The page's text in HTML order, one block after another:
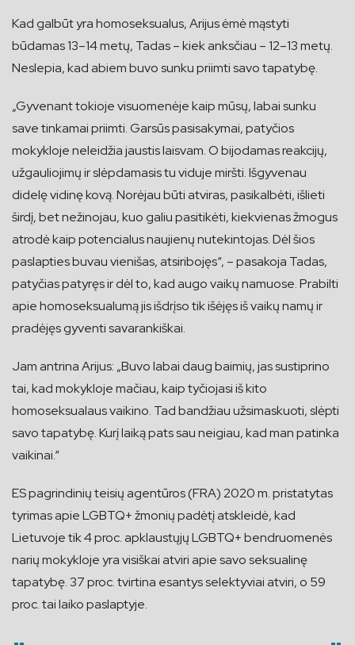
Kad galbūt yra homoseksualus, Arijus ėmė mąstyti
būdamas 13–14 metų, Tadas – kiek anksčiau – 12–13 metų.
Neslepia, kad abiem buvo sunku priimti savo tapatybę.
„Gyvenant tokioje visuomenėje kaip mūsų, labai sunku
save tinkamai priimti. Garsūs pasisakymai, patyčios
mokykloje neleidžia jaustis laisvam. O bijodamas reakcijų,
užgauliojimų ir slėpdamasis tu viduje miršti. Išgyvenau
didelę vidinę kovą. Norėjau būti atviras, pasikalbėti, išlieti
širdį, bet nežinojau, kuo galiu pasitikėti, kiekvienas žmogus
atrodė kaip potencialus naujienų nutekintojas. Dėl šios
paslapties buvau vienišas, atsiribojęs“, – pasakoja Tadas,
patyčias patyręs ir dėl to, kad augo vaikų namuose. Prabilti
apie homoseksualumą jis išdrįso tik išėjęs iš vaikų namų ir
pradėjęs gyventi savarankiškai.
Jam antrina Arijus: „Buvo labai daug baimių, jas sustiprino
tai, kad mokykloje mačiau, kaip tyčiojasi iš kito
homoseksualaus vaikino. Tad bandžiau užsimaskuoti, slėpti
savo tapatybę. Kurį laiką pats sau neigiau, kad man patinka
vaikinai.“
ES pagrindinių teisių agentūros (FRA) 2020 m. pristatytas
tyrimas apie LGBTQ+ žmonių padėtį atskleidė, kad
Lietuvoje tik 4 proc. apklaustųjų LGBTQ+ bendruomenės
narių mokykloje yra visiškai atviri apie savo seksualinę
tapatybę. 37 proc. tvirtina esantys selektyviai atviri, o 59
proc. tai laiko paslaptyje.